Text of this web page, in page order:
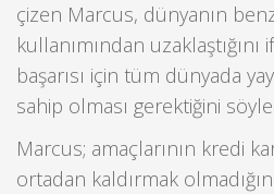
çizen Marcus, dünyanın
kullanımından uzaklaştığını
başarısı için tüm dünyada
sahip olması gerektiğini
Marcus; amaçlarının kredi
ortadan kaldırmak